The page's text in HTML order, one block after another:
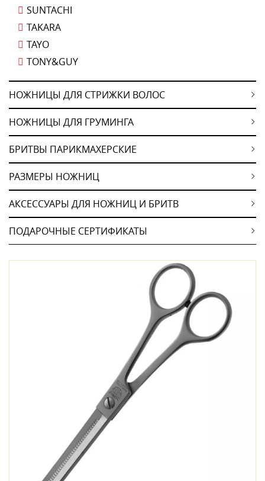
SUNTACHI
TAKARA
TAYO
TONY&GUY
НОЖНИЦЫ ДЛЯ СТРИЖКИ ВОЛОС
НОЖНИЦЫ ДЛЯ ГРУМИНГА
БРИТВЫ ПАРИКМАХЕРСКИЕ
РАЗМЕРЫ НОЖНИЦ
АКСЕССУАРЫ ДЛЯ НОЖНИЦ И БРИТВ
ПОДАРОЧНЫЕ СЕРТИФИКАТЫ